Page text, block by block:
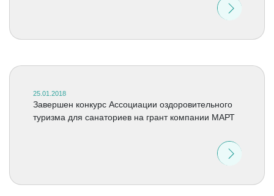
25.01.2018
Завершен конкурс Ассоциации оздоровительного
туризма для санаториев на грант компании МАРТ